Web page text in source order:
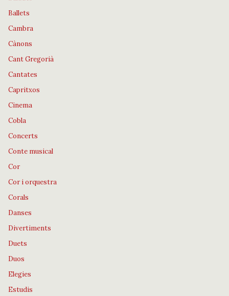
Ballets
Cambra
Cànons
Cant Gregorià
Cantates
Capritxos
Cinema
Cobla
Concerts
Conte musical
Cor
Cor i orquestra
Corals
Danses
Divertiments
Duets
Duos
Elegies
Estudis